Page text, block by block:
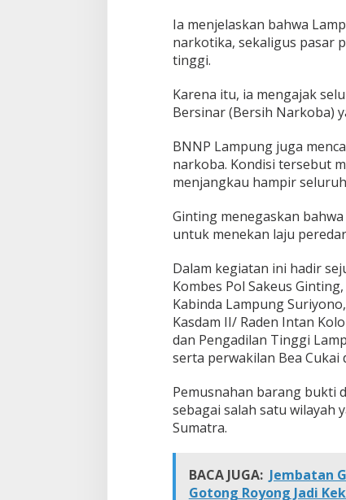
Ia menjelaskan bahwa
narkotika, sekaligus pasar
tinggi.
Karena itu, ia mengajak
Bersinar (Bersih Narkoba)
BNNP Lampung juga
narkoba. Kondisi tersebut
menjangkau hampir
Ginting menegaskan
untuk menekan laju
Dalam kegiatan ini hadir
Kombes Pol Sakeus
Kabinda Lampung
Kasdam II/ Raden Intan
dan Pengadilan Tinggi
serta perwakilan Bea Cukai
Pemusnahan barang bukti
sebagai salah satu wilayah
Sumatra.
BACA JUGA: Jembatan
Gotong Royong Jadi